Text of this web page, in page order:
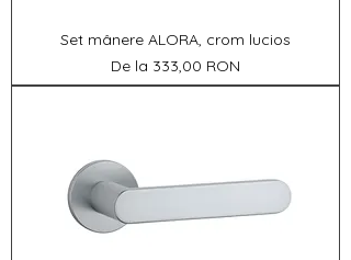
Set mânere ALORA, crom lucios
De la 333,00 RON
Preț redus